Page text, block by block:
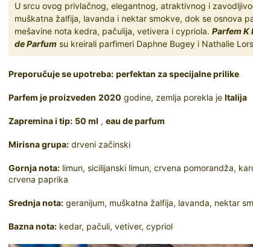
U srcu ovog privlačnog, elegantnog, atraktivnog i
muškatna žalfija, lavanda i nektar smokve, dok se osnova
mešavine nota kedra, pačulija, vetivera i cypriola. Parfem K
de Parfum su kreirali parfimeri Daphne Bugey i Nathalie
Preporučuje se upotreba: perfektan za specijalne prilike
Parfem je proizveden 2020 godine, zemlja porekla je Italija
Zapremina i tip: 50 ml , eau de parfum
Mirisna grupa: drveni začinski
Gornja nota: limun, sicilijanski limun, crvena pomorandža,
crvena paprika
Srednja nota: geranijum, muškatna žalfija, lavanda, nektar
Bazna nota: kedar, pačuli, vetiver, cypriol